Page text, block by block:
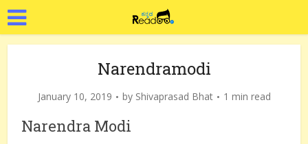
Narendramodi
January 10, 2019 by Shivaprasad Bhat 1 min read
Narendra Modi